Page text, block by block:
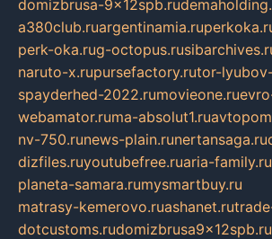
domizbrusa-9x12spb.ru
a380club.ruargentinamia.ru
perk-oka.rug-octopus.ru
naruto-x.rupursefactory.rutor-
spayderhed-2022.rumovieone.ru
webamator.ruma-absolut1.ru
nv-750.runews-plain.runertansaga.ru
dizfiles.ruyoutubefree.ruaria-family.ru
planeta-samara.rumysmartbuy.ru
matrasy-kemerovo.ruashanet.ru
dotcustoms.rudomizbrusa9x12spb.ru